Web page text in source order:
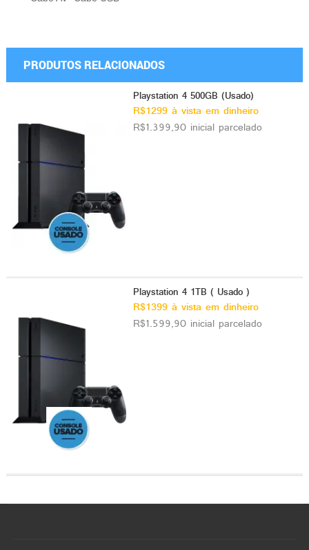
PRODUTOS RELACIONADOS
Playstation 4 500GB (Usado)
R$1299 à vista em dinheiro
R$1.399,90 inicial parcelado
Playstation 4 1TB ( Usado )
R$1399 à vista em dinheiro
R$1.599,90 inicial parcelado